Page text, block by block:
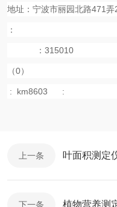
地址：宁波市丽园北路471弄
：
：315010
（0）
: km8603 :
上一条 叶面积测定
下一条 植物营养测